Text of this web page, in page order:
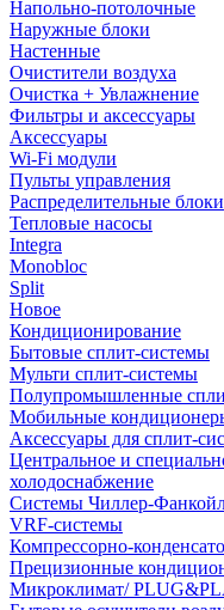
Напольно-потолочные
Наружные блоки
Настенные
Очистители воздуха
Очистка + Увлажнение
Фильтры и аксессуары
Аксессуары
Wi-Fi модули
Пульты управления
Распределительные блоки
Тепловые насосы
Integra
Monobloc
Split
Новое
Кондиционирование
Бытовые сплит-системы
Мульти сплит-системы
Полупромышленные
Мобильные
Аксессуары для сплит-
Центральное и
холодоснабжение
Системы Чиллер-
VRF-системы
Компрессорно-
Прецизионные
Микроклимат/